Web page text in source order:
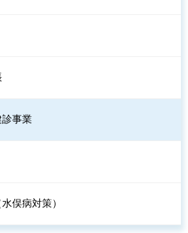
事業
俣病対策）